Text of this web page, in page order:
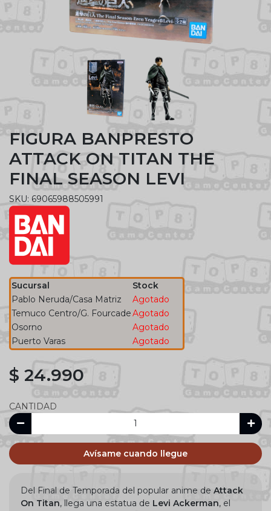
FIGURA BANPRESTO
ATTACK ON TITAN THE
FINAL SEASON LEVI
SKU: 69065988505991
Sucursal
Stock
Pablo Neruda/Casa Matriz
Agotado
Temuco Centro/G. FourcadeAgotado
Osorno
Agotado
Puerto Varas
Agotado
$ 24.990
CANTIDAD
Avísame cuando llegue
Del Final de Temporada del popular anime de Attack
On Titan, llega una estatua de Levi Ackerman, el